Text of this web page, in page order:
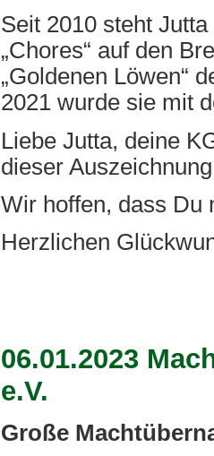
Seit 2010 steht
„Chores“ auf den
„Goldenen Löwen“
2021 wurde sie mit
Liebe Jutta, deine
dieser
Wir hoffen, dass Du
Herzlichen
06.01.2023
e.V.
Große